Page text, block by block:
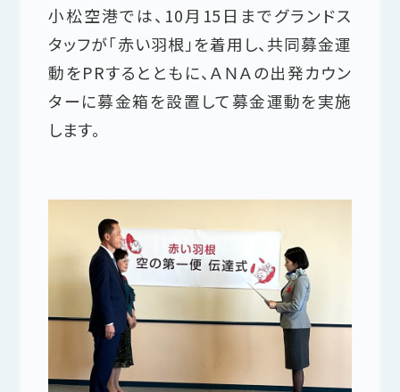
小松空港では、10月15日までグランドス
タッフが「赤い羽根」を着用し、共同募金運
動をPRするとともに、ＡＮＡの出発カウン
ターに募金箱を設置して募金運動を実施
します。